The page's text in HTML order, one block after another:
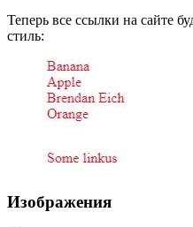
Теперь все ссылки на сайте
стиль:
Изображения